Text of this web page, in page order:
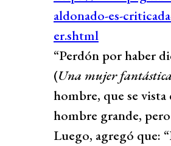
“Perdón por haber
(Una mujer fantástica
hombre, que se
hombre grande,
Luego, agregó que: